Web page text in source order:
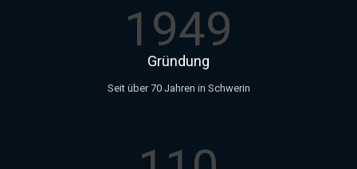
1949
Gründung
Seit über 70 Jahren in Schwerin